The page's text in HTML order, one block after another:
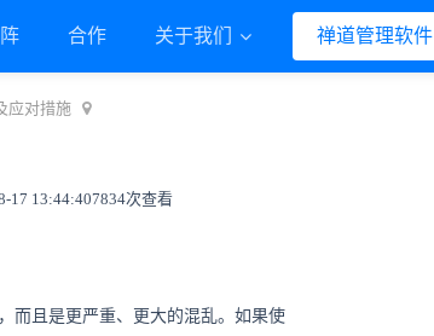
合作 关于我们 禅道管理软件
应对措施
17 13:44:407834次查看
而且是更严重、更大的混乱。如果使